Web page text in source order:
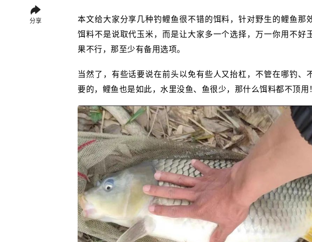
分享
本文给大家分享几种钓鲤鱼很不错的饵料，针对野生的鲤鱼那
饵料不是说取代玉米，而是让大家多一个选择，万一你用不好
果不行，那至少有备用选项。
当然了，有些话要说在前头以免有些人又抬杠，不管在哪钓、
要的，鲤鱼也是如此，水里没鱼、鱼很少，那什么饵料都不顶用！